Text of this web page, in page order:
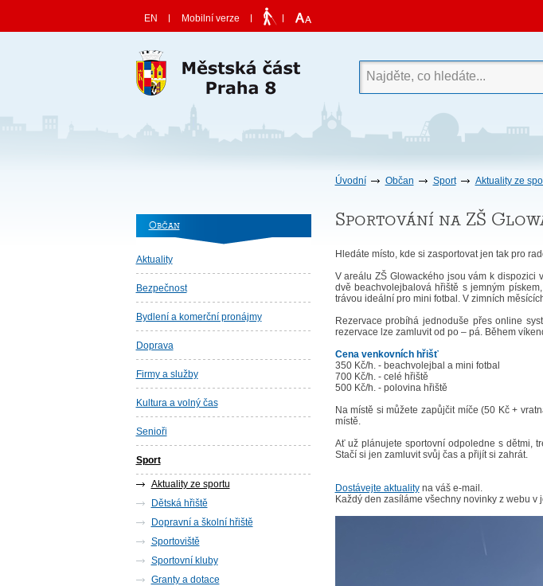
EN Mobilní verze
Úvodní Občan Sport Aktuality ze
Občan
Aktuality
Bezpečnost
Bydlení a komerční pronájmy
Doprava
Firmy a služby
Kultura a volný čas
Senioři
Sport
Aktuality ze sportu
Dětská hřiště
Dopravní a školní hřiště
Sportoviště
Sportovní kluby
Granty a dotace
Sportování na ZŠ
Hledáte místo, kde si zasportovat jen tak pro
V areálu ZŠ Glowackého jsou vám k dispozici
dvě beachvolejbalová hřiště s jemným
trávou ideální pro mini fotbal. V zimních
Rezervace probíhá jednoduše přes online
rezervace lze zamluvit od po – pá. Během
Cena venkovních hřišť
350 Kč/h. - beachvolejbal a mini fotbal
700 Kč/h. - celé hřiště
500 Kč/h. - polovina hřiště
Na místě si můžete zapůjčit míče (50 Kč +
místě.
Ať už plánujete sportovní odpoledne s dětmi,
Stačí si jen zamluvit svůj čas a přijít si zahrát.
Dostávejte aktualityna váš e-mail.
Každý den zasíláme všechny novinky z webu v